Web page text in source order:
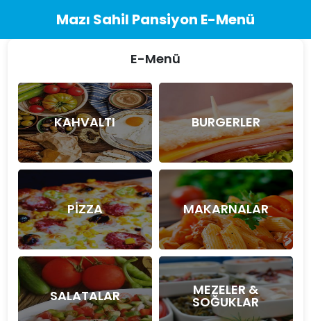
Mazı Sahil Pansiyon E-Menü
E-Menü
KAHVALTI BURGERLER
PİZZA MAKARNALAR
SALATALAR MEZELER &
SOĞUKLAR